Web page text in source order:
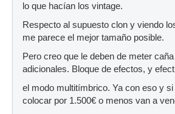
lo que hacían los vintage.
Respecto al supuesto clon y viendo
me parece el mejor tamaño posible.
Pero creo que le deben de meter
adicionales. Bloque de efectos, y
el modo multitímbrico. Ya con eso y
colocar por 1.500€ o menos van a